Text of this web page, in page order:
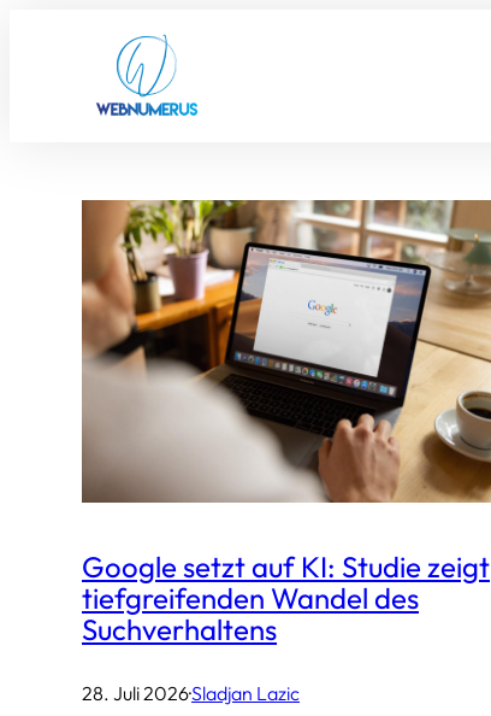
Google setzt auf KI: Studie zeigt
tiefgreifenden Wandel des
Suchverhaltens
28. Juli 2026·Sladjan Lazic